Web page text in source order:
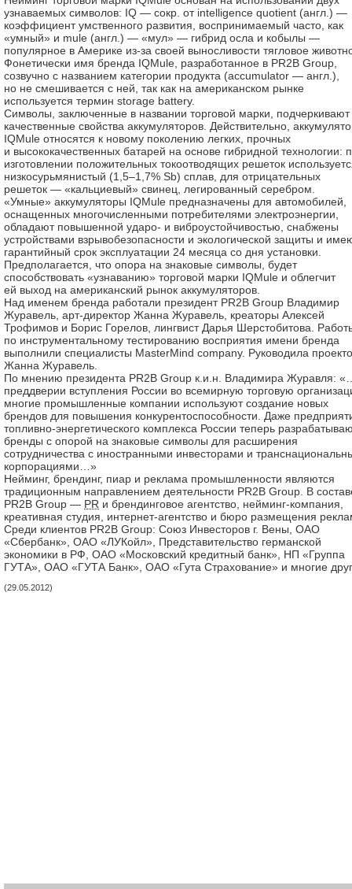
узнаваемых символов: IQ — сокр. от intelligence quotient (англ.) —
коэффициент умственного развития, воспринимаемый часто, как
«умный» и mule (англ.) — «мул» — гибрид осла и кобылы —
популярное в Америке из-за своей выносливости тягловое
Фонетически имя бренда IQMule, разработанное в PR2B Group,
созвучно с названием категории продукта (accumulator — англ.),
но не смешивается с ней, так как на американском рынке
используется термин storage battery.
Символы, заключенные в названии торговой марки, подчеркивают
качественные свойства аккумуляторов. Действительно,
IQMule относятся к новому поколению легких, прочных
и высококачественных батарей на основе гибридной технологии:
изготовлении положительных токоотводящих решеток
низкосурьмянистый (1,5–1,7% Sb) сплав, для отрицательных
решеток — «кальциевый» свинец, легированный серебром.
«Умные» аккумуляторы IQMule предназначены для автомобилей,
оснащенных многочисленными потребителями электроэнергии,
обладают повышенной ударо- и виброустойчивостью, снабжены
устройствами взрывобезопасности и экологической защиты и
гарантийный срок эксплуатации 24 месяца со дня установки.
Предполагается, что опора на знаковые символы, будет
способствовать «узнаванию» торговой марки IQMule и облегчит
ей выход на американский рынок аккумуляторов.
Над именем бренда работали президент PR2B Group Владимир
Журавель, арт-директор Жанна Журавель, креаторы Алексей
Трофимов и Борис Горелов, лингвист Дарья Шерстобитова.
по инструментальному тестированию восприятия имени бренда
выполнили специалисты MasterMind company. Руководила
Жанна Журавель.
По мнению президента PR2B Group к.и.н. Владимира Журавля:
преддверии вступления России во всемирную торговую
многие промышленные компании используют создание новых
брендов для повышения конкурентоспособности. Даже
топливно-энергетического комплекса России теперь
бренды с опорой на знаковые символы для расширения
сотрудничества с иностранными инвесторами и
корпорациями…»
Нейминг, брендинг, пиар и реклама промышленности являются
традиционным направлением деятельности PR2B Group. В
PR2B Group — PR и брендинговое агентство, нейминг-компания,
креативная студия, интернет-агентство и бюро размещения
Среди клиентов PR2B Group: Союз Инвесторов г. Вены, ОАО
«Сбербанк», ОАО «ЛУКойл», Представительство германской
экономики в РФ, ОАО «Московский кредитный банк», НП «Группа
ГУТА», ОАО «ГУТА Банк», ОАО «Гута Страхование» и многие
(29.05.2012)